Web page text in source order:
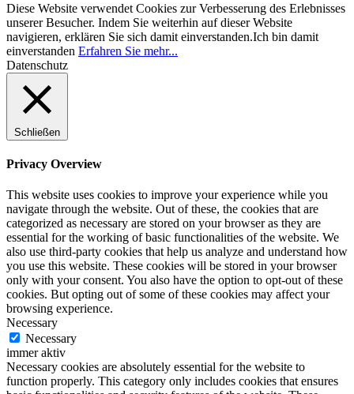
Diese Website verwendet Cookies zur Verbesserung des Erlebnisses
unserer Besucher. Indem Sie weiterhin auf dieser Website
navigieren, erklären Sie sich damit einverstanden.Ich bin damit
einverstanden Erfahren Sie mehr...
Datenschutz
Schließen
Privacy Overview
This website uses cookies to improve your experience while you
navigate through the website. Out of these, the cookies that are
categorized as necessary are stored on your browser as they are
essential for the working of basic functionalities of the website. We
also use third-party cookies that help us analyze and understand how
you use this website. These cookies will be stored in your browser
only with your consent. You also have the option to opt-out of these
cookies. But opting out of some of these cookies may affect your
browsing experience.
Necessary
Necessary
immer aktiv
Necessary cookies are absolutely essential for the website to
function properly. This category only includes cookies that ensures